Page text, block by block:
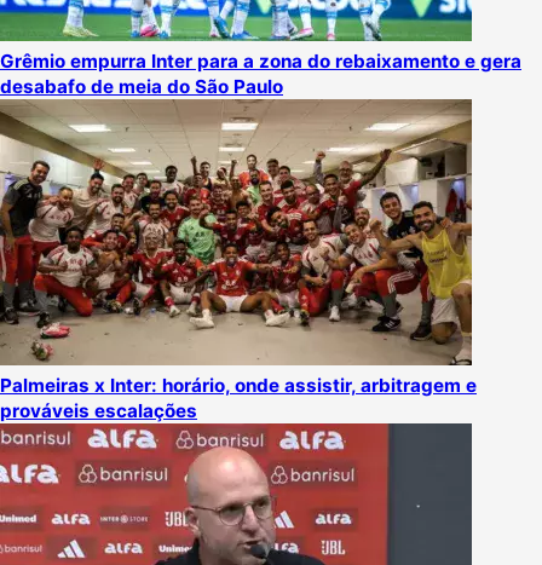
Grêmio empurra Inter para a zona do rebaixamento e gera
desabafo de meia do São Paulo
Palmeiras x Inter: horário, onde assistir, arbitragem e
prováveis escalações